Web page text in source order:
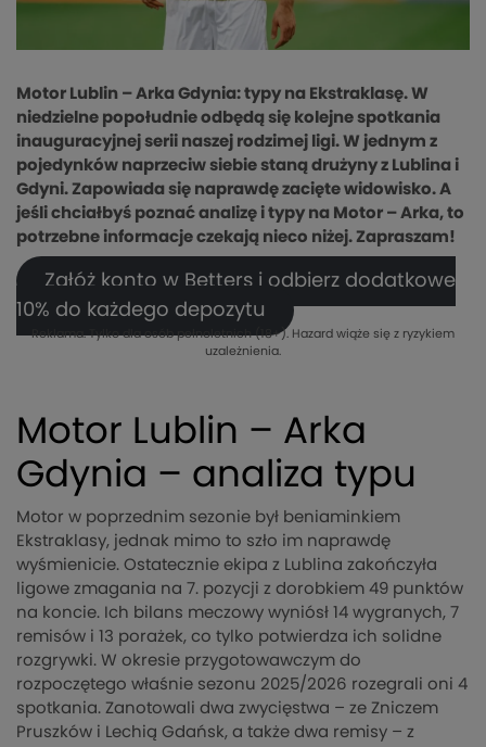
Motor Lublin – Arka Gdynia: typy na Ekstraklasę. W
niedzielne popołudnie odbędą się kolejne spotkania
inauguracyjnej serii naszej rodzimej ligi. W jednym z
pojedynków naprzeciw siebie staną drużyny z Lublina i
Gdyni. Zapowiada się naprawdę zacięte widowisko. A
jeśli chciałbyś poznać analizę i typy na Motor – Arka, to
potrzebne informacje czekają nieco niżej. Zapraszam!
Załóż konto w Betters i odbierz dodatkowe
10% do każdego depozytu
Reklama. Tylko dla osób pełnoletnich (18+). Hazard wiąże się z ryzykiem
uzależnienia.
Motor Lublin – Arka
Gdynia – analiza typu
Motor w poprzednim sezonie był beniaminkiem
Ekstraklasy, jednak mimo to szło im naprawdę
wyśmienicie. Ostatecznie ekipa z Lublina zakończyła
ligowe zmagania na 7. pozycji z dorobkiem 49 punktów
na koncie. Ich bilans meczowy wyniósł 14 wygranych, 7
remisów i 13 porażek, co tylko potwierdza ich solidne
rozgrywki. W okresie przygotowawczym do
rozpoczętego właśnie sezonu 2025/2026 rozegrali oni 4
spotkania. Zanotowali dwa zwycięstwa – ze Zniczem
Pruszków i Lechią Gdańsk, a także dwa remisy – z